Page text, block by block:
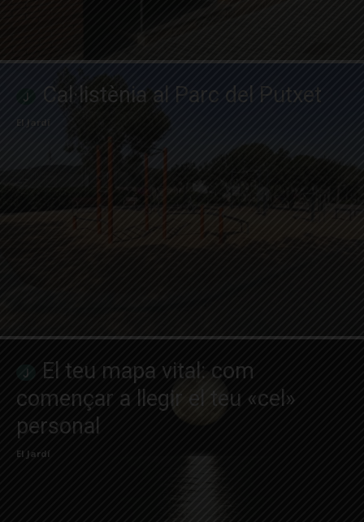
Cal·listènia al Parc del Putxet
El Jardí
El teu mapa vital: com
començar a llegir el teu «cel»
personal
El Jardí